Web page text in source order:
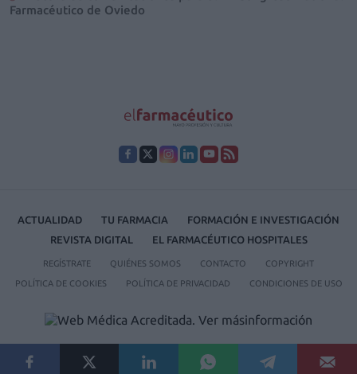
Farmacéutico de Oviedo
ACTUALIDAD TU FARMACIA
FORMACIÓN E INVESTIGACIÓN
REVISTA DIGITAL
EL FARMACÉUTICO HOSPITALES
REGÍSTRATE QUIÉNES SOMOS CONTACTO COPYRIGHT
POLÍTICA DE COOKIES POLÍTICA DE PRIVACIDAD CONDICIONES DE USO
© 2026 Ediciones MAYO, S.A.U.